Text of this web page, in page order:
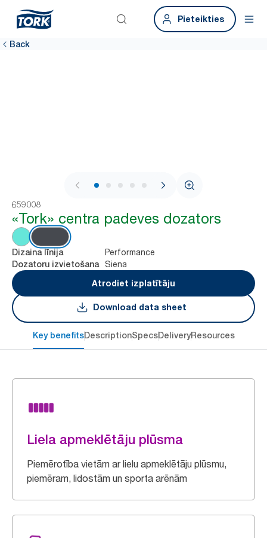
Pieteikties
Back
1 / 8
659008
«Tork» centra padeves dozators
Dizaina līnija Performance
Dozatoru izvietošana
Siena
Atrodiet izplatītāju
Download data sheet
Key benefitsDescriptionSpecsDeliveryResources
Liela apmeklētāju plūsma
Piemērotība vietām ar lielu apmeklētāju plūsmu,
piemēram, lidostām un sporta arēnām